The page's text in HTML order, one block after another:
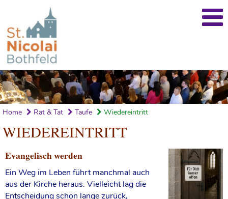
Home Rat & Tat Taufe Wiedereintritt
WIEDEREINTRITT
Evangelisch werden
Ein Weg im Leben führt manchmal auch
aus der Kirche heraus. Vielleicht lag die
Entscheidung schon lange zurück,